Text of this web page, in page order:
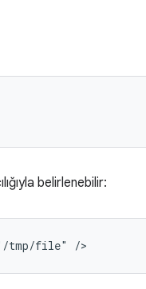
belirlenebilir:
tmp/file"